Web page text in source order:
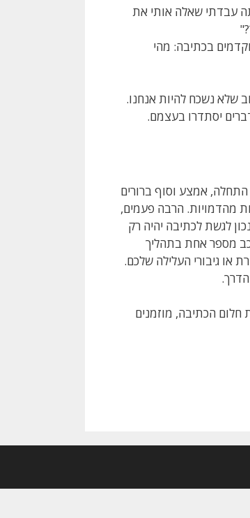
איתה עבדתי שאלה אותי את
בכתיבה: מהי
שלא נשכח להיות אנחנו.
יסתדרו בעצמם.
אמצע וסוף ברורים
מהדמויות. הרבה פעמים,
לגשת לכתיבה יהיה רק
מספר אחת בתהליך
או גיבורי העלילה שלכם.
חלום הכתיבה, מוזמנים